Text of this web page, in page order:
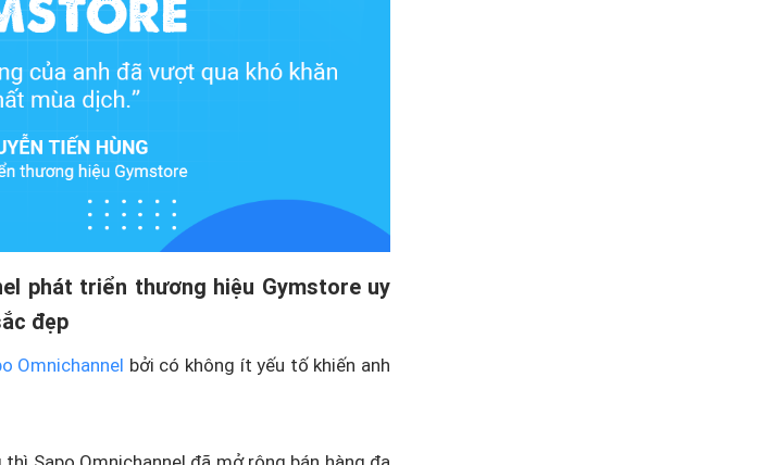
phát triển thương hiệu Gymstore uy
đẹp
Omnichannel bởi có không ít yếu tố khiến anh